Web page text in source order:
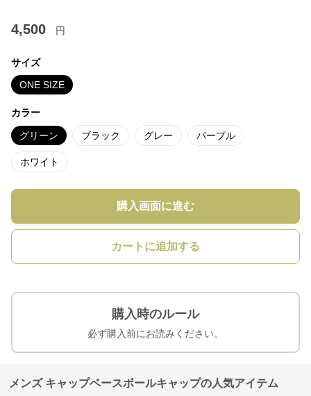
4,500 円
サイズ
ONE SIZE
カラー
グリーン ブラック グレー パープル
ホワイト
購入画面に進む
カートに追加する
購入時のルール
必ず購入前にお読みください。
メンズ キャップベースボールキャップの人気アイテム